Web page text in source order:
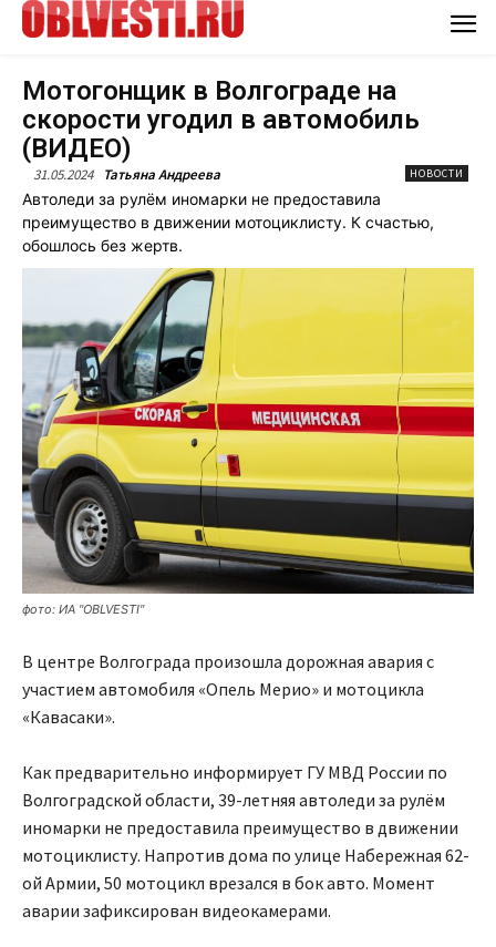
Мотогонщик в Волгограде на
скорости угодил в автомобиль
(ВИДЕО)
31.05.2024 Татьяна Андреева НОВОСТИ
Автоледи за рулём иномарки не предоставила
преимущество в движении мотоциклисту. К счастью,
обошлось без жертв.
фото: ИА "OBLVESTI"
В центре Волгограда произошла дорожная авария с
участием автомобиля «Опель Мерио» и мотоцикла
«Кавасаки».
Как предварительно информирует ГУ МВД России по
Волгоградской области, 39-летняя автоледи за рулём
иномарки не предоставила преимущество в движении
мотоциклисту. Напротив дома по улице Набережная 62-
ой Армии, 50 мотоцикл врезался в бок авто. Момент
аварии зафиксирован видеокамерами.